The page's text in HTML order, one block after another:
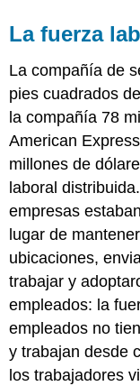
La fuerza
La compañía de
pies cuadrados
la compañía 78
American
millones de
laboral
empresas
lugar de
ubicaciones,
trabajar y
empleados: la
empleados no
y trabajan desde
los trabajadores